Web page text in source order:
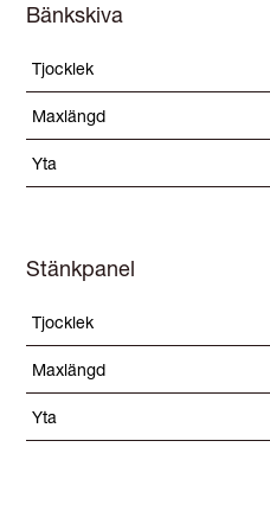
Bänkskiva
Tjocklek
Maxlängd
Yta
Stänkpanel
Tjocklek
Maxlängd
Yta